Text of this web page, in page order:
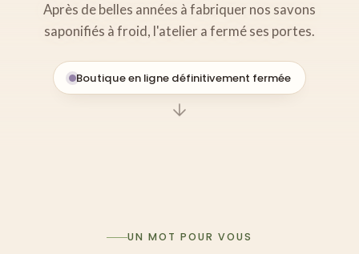
Après de belles années à fabriquer nos savons
saponifiés à froid, l'atelier a fermé ses portes.
Boutique en ligne définitivement fermée
UN MOT POUR VOUS